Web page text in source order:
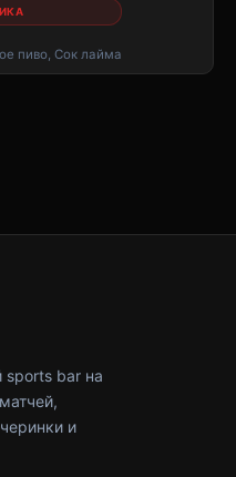
пиво, Сок лайма
sports bar на
и